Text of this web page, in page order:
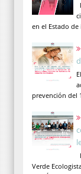
en el Estado
prevención del
Verde